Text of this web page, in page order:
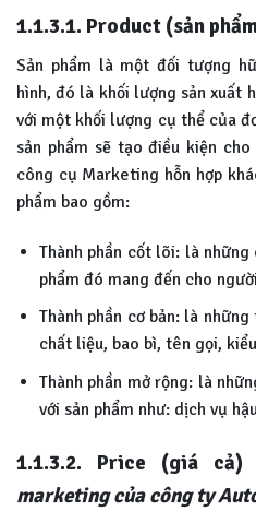
1.1.3.1. Product (sản
Sản phẩm là một đối tượng
hình, đó là khối lượng sản xuất
với một khối lượng cụ thể của
sản phẩm sẽ tạo điều kiện
công cụ Marketing hỗn hợp
phẩm bao gồm:
Thành phần cốt lõi: là
phẩm đó mang đến cho
Thành phần cơ bản: là
chất liệu, bao bì, tên gọi,
Thành phần mở rộng: là
với sản phẩm như: dịch vụ
1.1.3.2. Price (giá cả)
marketing của công ty